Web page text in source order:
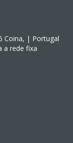
Coina, | Portugal
a rede fixa